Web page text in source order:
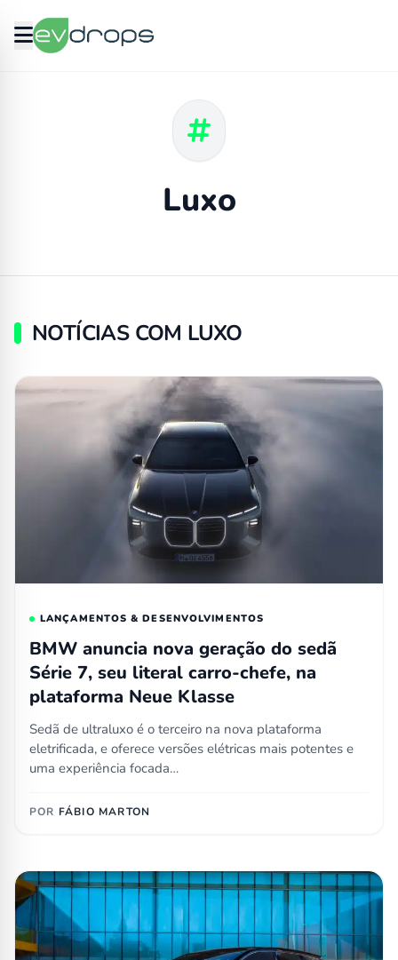
Luxo
NOTÍCIAS COM LUXO
LANÇAMENTOS & DESENVOLVIMENTOS
BMW anuncia nova geração do sedã
Série 7, seu literal carro-chefe, na
plataforma Neue Klasse
Sedã de ultraluxo é o terceiro na nova plataforma
eletrificada, e oferece versões elétricas mais potentes e
uma experiência focada…
POR FÁBIO MARTON